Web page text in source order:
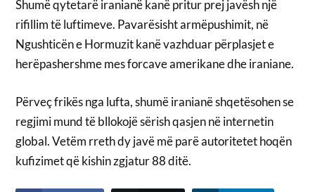
Shumë qytetarë iranianë kanë pritur prej javësh një
rifillim të luftimeve. Pavarësisht armëpushimit, në
Ngushticën e Hormuzit kanë vazhduar përplasjet e
herëpashershme mes forcave amerikane dhe iraniane.
Përveç frikës nga lufta, shumë iranianë shqetësohen se
regjimi mund të bllokojë sërish qasjen në internetin
global. Vetëm rreth dy javë më parë autoritetet hoqën
kufizimet që kishin zgjatur 88 ditë.